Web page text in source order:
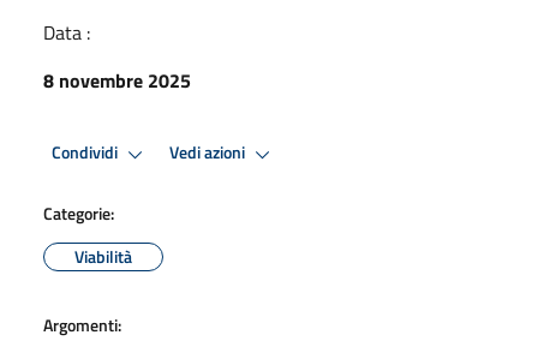
Data :
8 novembre 2025
Condividi Vedi azioni
Categorie:
Viabilità
Argomenti: